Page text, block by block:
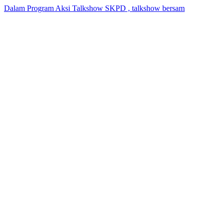
Dalam Program Aksi Talkshow SKPD , talkshow bersam